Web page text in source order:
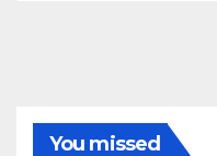
You missed